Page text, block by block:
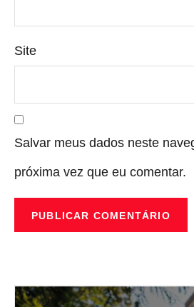
Site
Salvar meus dados neste
próxima vez que eu comentar.